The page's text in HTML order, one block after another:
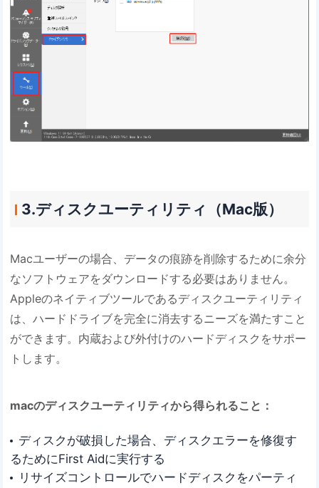
3.ディスクユーティリティ（Mac版）
Macユーザーの場合、データの痕跡を削除するために余分
なソフトウェアをダウンロードする必要はありません。
Appleのネイティブツールであるディスクユーティリティ
は、ハードドライブを完全に消去するニーズを満たすこと
ができます。内蔵および外付けのハードディスクをサポー
トします。
macのディスクユーティリティから得られること：
ディスクが破損した場合、ディスクエラーを修復す
るためにFirst Aidに実行する
リサイズコントロールでハードディスクをパーティ